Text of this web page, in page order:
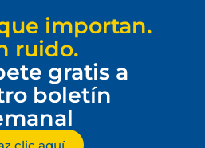
importan.
ruido.
gratis a
boletín